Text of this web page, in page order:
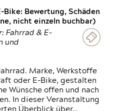
Bike: Bewertung, Schäden
nicht einzeln buchbar)
Fahrrad & E-
und
Marke, Werkstoffe
oder E-Bike, gestalten
Wünsche offen und nach
In dieser Veranstaltung
Überblick über…